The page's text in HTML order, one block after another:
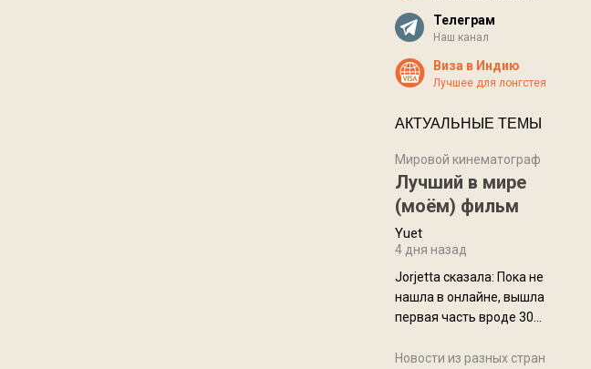
Телеграм
Наш канал
Виза в Индию
Лучшее для лонгстея
АКТУАЛЬНЫЕ ТЕМЫ
Мировой кинематограф
Лучший в мире
(моём) фильм
Yuet
4 дня назад
Jorjetta сказалa: Пока не
нашла в онлайне, вышла
первая часть вроде 30
Дивали 8 ноября.
Новости из разных стран